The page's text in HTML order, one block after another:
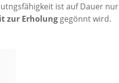
ist auf Dauer nur
zur Erholung gegönnt wird.